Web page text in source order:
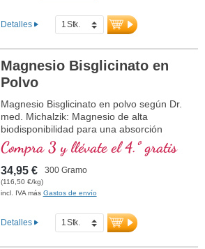
Detalles
Magnesio Bisglicinato en
Polvo
Magnesio Bisglicinato en polvo según Dr.
med. Michalzik: Magnesio de alta
biodisponibilidad para una absorción
óptima. Apoya la función de músculos,
nervios y metabolismo energético.
Perfectamente dosificable con 1,5–3 g por
día, sin aditivos, vegano y fabricado de
manera sostenible en Alemania,
Alemania bajo los más altos estándares,
basado en más de 40 años de
Compra 3 y llévate el 4.º gratis
34,95 € 300 Gramo
(116,50 €/kg)
incl. IVA más Gastos de envío
Detalles